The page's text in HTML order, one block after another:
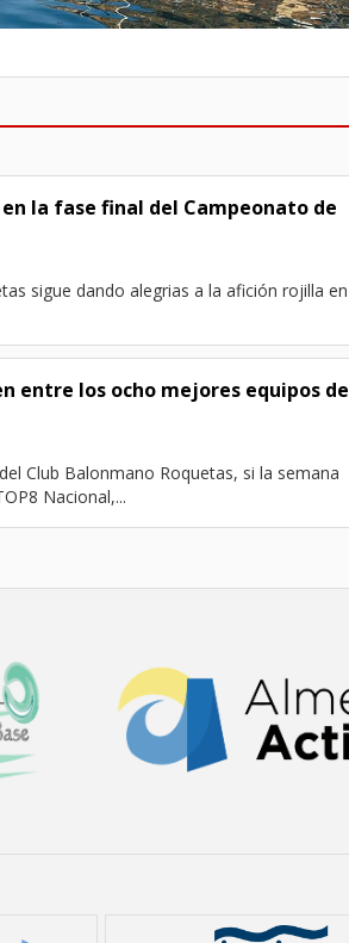
la fase final del Campeonato de
sigue dando alegrias a la afición rojilla en
entre los ocho mejores equipos de
Club Balonmano Roquetas, si la semana
Nacional,...